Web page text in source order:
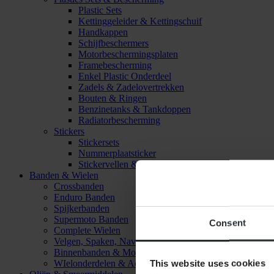
Consent
This website uses cookies
Plastic Sets
Kettinggeleider & Kettingschuif
Handkappen
Schijfbeschermers
Motorbeschermingsplaten
Framebescherming
Enkel Plastic Onderdeel
Zadels & Zadelovertrekken
Bouten & Ringen
Benzinetanks & Tankdoppen
Radiatorbescherming
Stickers
Stickersets
Nummerplaatsticker
Stickervellen & Stickers
Banden & Wielen
Crossbanden
Enduro Banden
Spijkerbanden
Supermoto Banden
Complete Wielen
Velgen, Spaken, Naven & Lagers
Binnenbanden & Mousses
WIelonderdelen & Accessoires